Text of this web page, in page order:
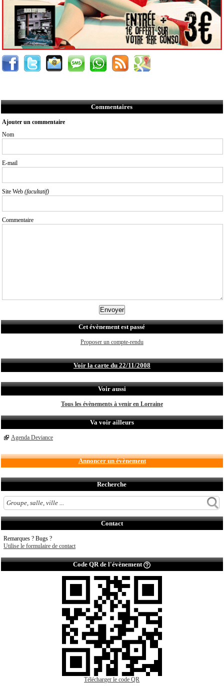
Commentaires
Ajouter un commentaire
Nom
E-mail
Site Web (facultatif)
Commentaire
Cet évènement est passé
Proposer un compte-rendu
Voir la carte du 22/11/2008
Voir aussi
Tous les évènements à venir en Lorraine
Va voir ailleurs
Agenda Deviance
Annoncer un évènement
Recherche
Contact
Remarques ? Bugs ?
Utilise le formulaire de contact
Code QR de l'évènement
Télécharger le code QR